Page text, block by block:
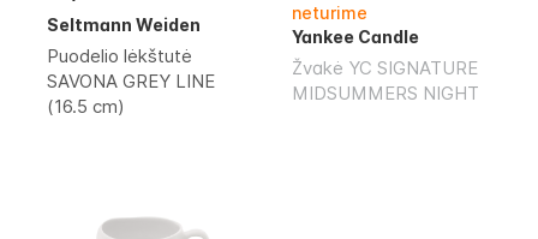
Seltmann Weiden
Puodelio lėkštutė
SAVONA GREY LINE
(16.5 cm)
neturime
Yankee Candle
Žvakė YC SIGNATURE
MIDSUMMERS NIGHT